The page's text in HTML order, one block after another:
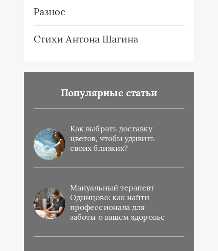
Разное
Стихи Антона Шагина
Популярные статьи
Как выбрать доставку
цветов, чтобы удивить
своих близких?
Мануальный терапевт
Одинцово: как найти
профессионала для
заботы о вашем здоровье